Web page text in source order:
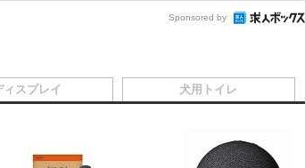
Sponsored by
ィスプレイ 犬用トイレ